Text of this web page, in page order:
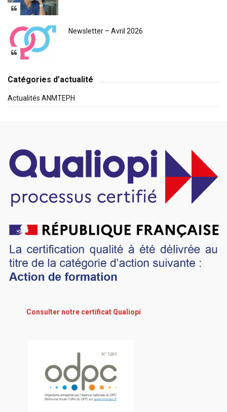
Newsletter – Avril 2026
Catégories d’actualité
Actualités ANMTEPH
Consulter notre certificat Qualiopi